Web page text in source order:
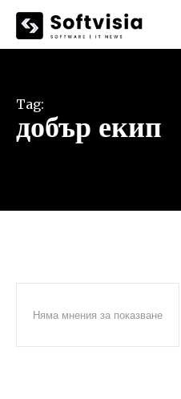
Tag:
добър екип
Няма мнения за показване